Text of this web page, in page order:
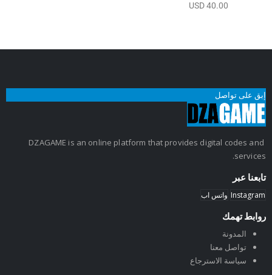
USD40.00
إبق على تواصل
DZAGAME is an online platform that provides digital codes and
services.
تابعنا عبر
Instagram واتس اب
روابط تهمك
المدونة
تواصل معنا
سياسة الاسترجاع